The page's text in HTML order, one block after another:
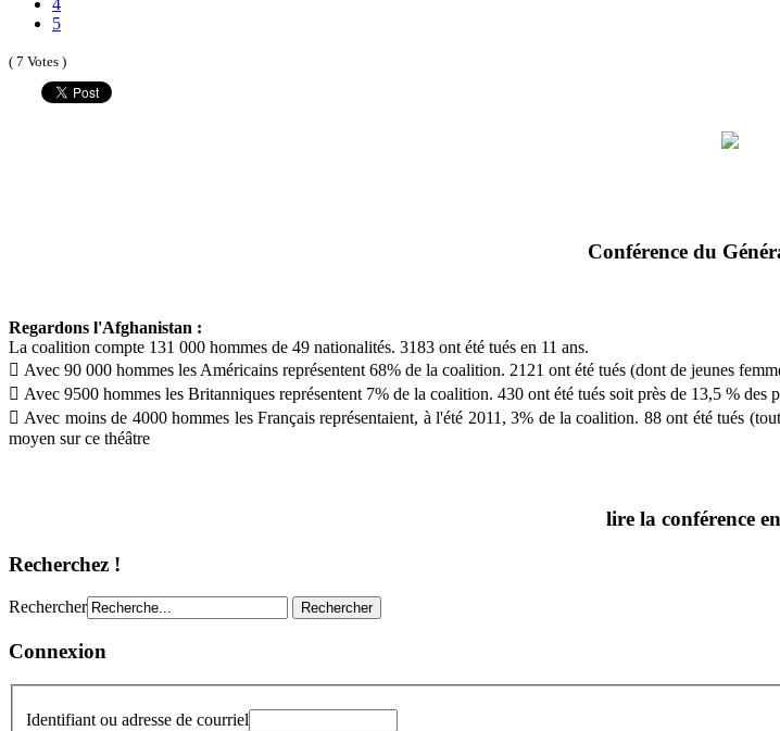
5
( 7 Votes )
Conférence du
Regardons l'Afghanistan :
La coalition compte 131 000 hommes de 49 nationalités. 3183 ont été tués en 11 ans.
 Avec 90 000 hommes les Américains représentent 68% de la coalition. 2121 ont été tués (dont de jeunes
 Avec 9500 hommes les Britanniques représentent 7% de la coalition. 430 ont été tués soit près de 13,5 % des
 Avec moins de 4000 hommes les Français représentaient, à l'été 2011, 3% de la coalition. 88 ont été tués
moyen sur ce théâtre
lire la conférence
Recherchez !
Rechercher
Connexion
Identifiant ou adresse de courriel